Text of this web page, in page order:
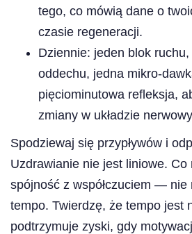
tego, co mówią dane o
czasie regeneracji.
Dziennie: jeden blok
oddechu, jedna mikro-
pięciominutowa refleksja,
zmiany w układzie
Spodziewaj się przypływów i
Uzdrawianie nie jest liniowe. Co
spójność z współczuciem — nie
tempo. Twierdzę, że tempo jest
podtrzymuje zyski, gdy